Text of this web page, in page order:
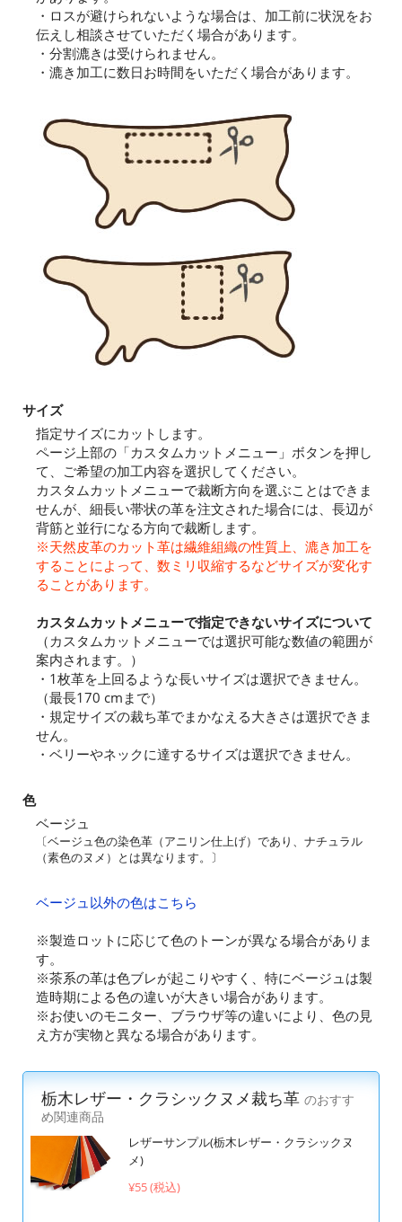
・ロスが避けられないような場合は、加工前に状況をお
伝えし相談させていただく場合があります。
・分割漉きは受けられません。
・漉き加工に数日お時間をいただく場合があります。
サイズ
指定サイズにカットします。
ページ上部の「カスタムカットメニュー」ボタンを押し
て、ご希望の加工内容を選択してください。
カスタムカットメニューで裁断方向を選ぶことはできま
せんが、細長い帯状の革を注文された場合には、長辺が
背筋と並行になる方向で裁断します。
※天然皮革のカット革は繊維組織の性質上、漉き加工を
することによって、数ミリ収縮するなどサイズが変化す
ることがあります。
カスタムカットメニューで指定できないサイズについて
（カスタムカットメニューでは選択可能な数値の範囲が
案内されます。）
・1枚革を上回るような長いサイズは選択できません。
（最長170 cmまで）
・規定サイズの裁ち革でまかなえる大きさは選択できま
せん。
・ベリーやネックに達するサイズは選択できません。
色
ベージュ
〔ベージュ色の染色革（アニリン仕上げ）であり、ナチュラル
（素色のヌメ）とは異なります。〕
ベージュ以外の色はこちら
※製造ロットに応じて色のトーンが異なる場合がありま
す。
※茶系の革は色ブレが起こりやすく、特にベージュは製
造時期による色の違いが大きい場合があります。
※お使いのモニター、ブラウザ等の違いにより、色の見
え方が実物と異なる場合があります。
栃木レザー・クラシックヌメ裁ち革 のおすす
め関連商品
レザーサンプル(栃木レザー・クラシックヌ
メ)
¥55 (税込)